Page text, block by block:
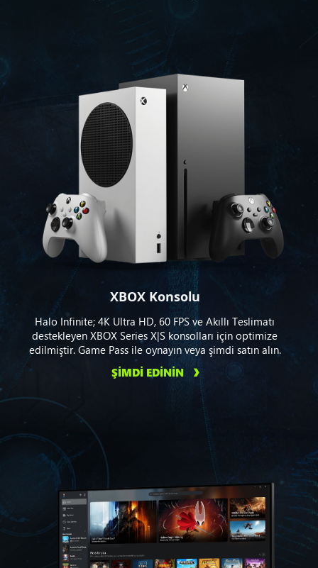
XBOX Konsolu
Halo Infinite; 4K Ultra HD, 60 FPS ve Akıllı Teslimatı
destekleyen XBOX Series X|S konsolları için optimize
edilmiştir. Game Pass ile oynayın veya şimdi satın alın.
ŞİMDİ EDİNİN